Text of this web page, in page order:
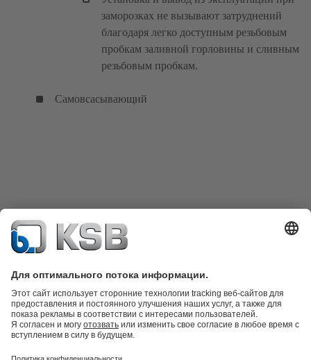
заморозках не вызывают затруднений
благодаря легко доступным резьбовым
пробкам заливной горловины и сливным
резьбовым пробкам.
Самовсасывающий